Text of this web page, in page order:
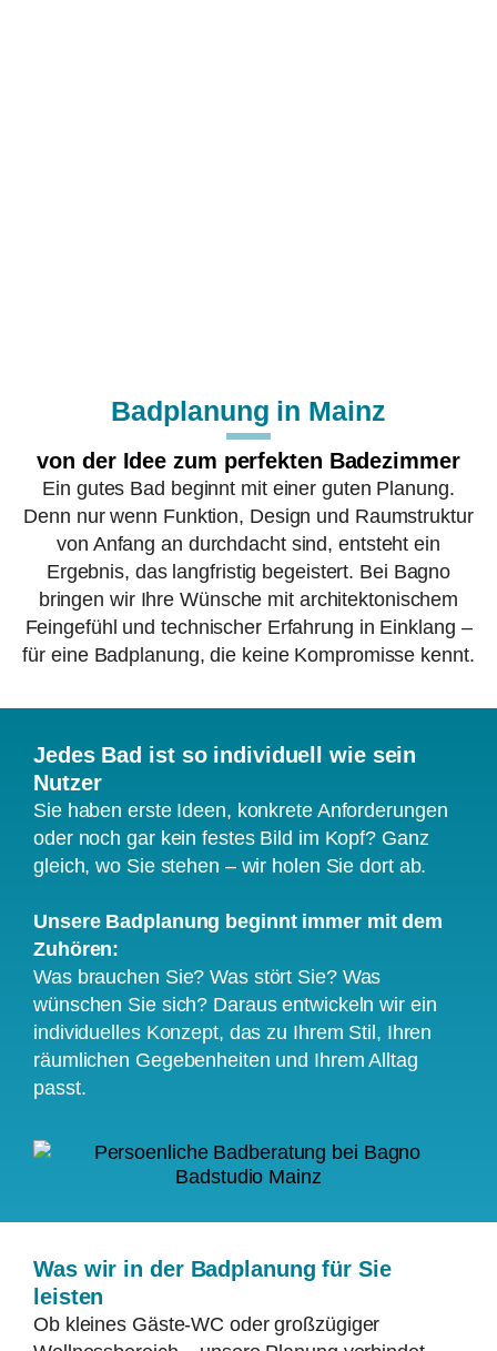
Badplanung in Mainz
von der Idee zum perfekten Badezimmer
Ein gutes Bad beginnt mit einer guten Planung.
Denn nur wenn Funktion, Design und Raumstruktur
von Anfang an durchdacht sind, entsteht ein
Ergebnis, das langfristig begeistert. Bei Bagno
bringen wir Ihre Wünsche mit architektonischem
Feingefühl und technischer Erfahrung in Einklang –
für eine Badplanung, die keine Kompromisse kennt.
Jedes Bad ist so individuell wie sein
Nutzer
Sie haben erste Ideen, konkrete Anforderungen
oder noch gar kein festes Bild im Kopf? Ganz
gleich, wo Sie stehen – wir holen Sie dort ab.
Unsere Badplanung beginnt immer mit dem
Zuhören:
Was brauchen Sie? Was stört Sie? Was
wünschen Sie sich? Daraus entwickeln wir ein
individuelles Konzept, das zu Ihrem Stil, Ihren
räumlichen Gegebenheiten und Ihrem Alltag
passt.
Was wir in der Badplanung für Sie
leisten
Ob kleines Gäste-WC oder großzügiger